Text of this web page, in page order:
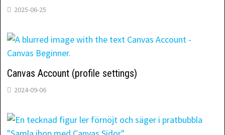
2025-06-25
Canvas Account (profile settings)
2024-09-06